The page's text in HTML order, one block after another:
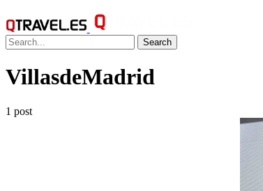
Search
VillasdeMadrid
1 post